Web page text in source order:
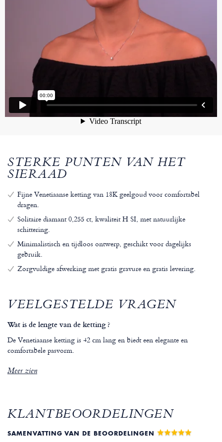
STERKE PUNTEN VAN HET
SIERAAD
Fijne Venetiaanse ketting van 18K geelgoud voor comfortabel
dragen.
Solitaire diamant 0,255 ct, kwaliteit H SI, met natuurlijke
schittering.
Minimalistisch en tijdloos ontwerp, geschikt voor dagelijks
gebruik.
Zorgvuldige afwerking met gratis gravure en gratis levering.
VEELGESTELDE VRAGEN
Wat is de lengte van de ketting ?
De Venetiaanse ketting is 42 cm lang en biedt een elegante en
comfortabele pasvorm.
Meer zien
KLANTBEOORDELINGEN
SAMENVATTING VAN DE BEOORDELINGEN